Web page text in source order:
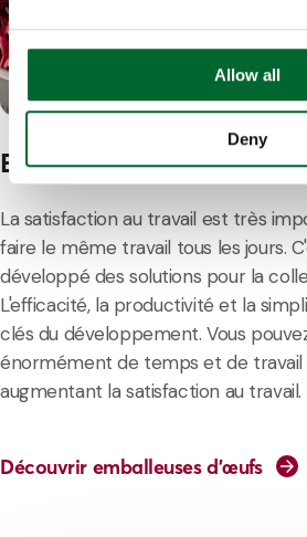
Allow all
Deny
Emballeuses d'œufs
La satisfaction au travail est très
faire le même travail tous les jours.
développé des solutions pour la
L'efficacité, la productivité et la
clés du développement. Vous
énormément de temps et de travail
augmentant la satisfaction au travail.
Découvrir emballeuses d'œufs